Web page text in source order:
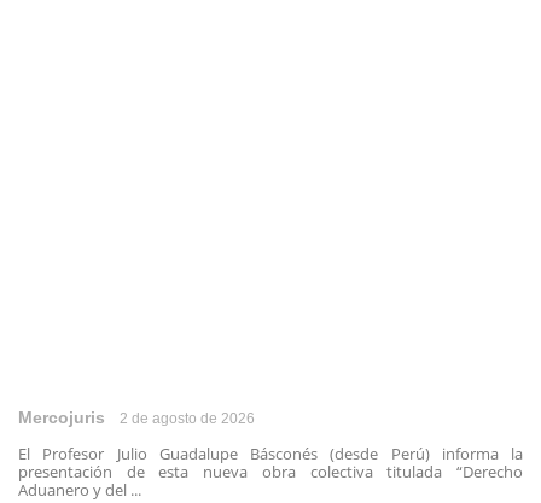
Mercojuris 2 de agosto de 2026
El Profesor Julio Guadalupe Básconés (desde Perú) informa la
presentación de esta nueva obra colectiva titulada “Derecho
Aduanero y del ...